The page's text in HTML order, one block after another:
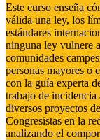
Este curso enseña
válida una ley, los
estándares
ninguna ley vulnere
comunidades
personas mayores o
con la guía experta
trabajo de incidencia
diversos proyectos
Congresistas en la
analizando el